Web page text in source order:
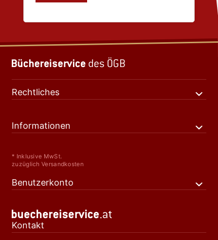
Rechtliches
Informationen
* Inklusive MwSt.
zuzüglich Versandkosten
Benutzerkonto
Kontakt